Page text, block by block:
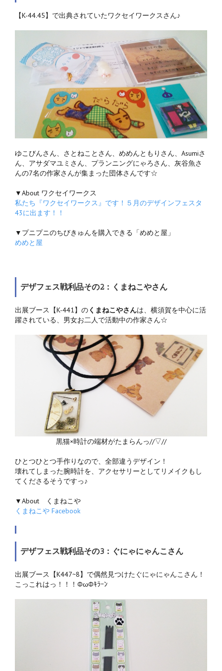
【K-44.45】で出典されていたワクセイワークスさん♪
ゆこびんさん、さとねことさん、めめんともりさん、Asumiさ
ん、アサダマユミさん、プランニングにゃろさん、灰谷魚さ
んの7名の作家さんが集まった団体さんです☆
▼About ワクセイワークス
私たち『ワクセイワークス』です！５月のデザインフェスタ
43に出ます！！
▼プニプニのちびきゅんを購入できる「めめと屋」
めめと屋
デザフェス戦利品その2：くまねこやさん
出展ブース【K-441】のくまねこやさんは、横須賀を中心に活
躍されている、男女お二人で活動中の作家さん☆
黒猫×時計の端材がたまらんっ//▽//
ひとつひとつ手作りなので、全部違うデザイン！
壊れてしまった腕時計を、アクセサリーとしてリメイクもし
てくださるそうですっ♪
▼About くまねこや
くまねこや Facebook
デザフェス戦利品その3：ぐにゃにゃんこさん
出展ブース【K447~8】で偶然見つけたぐにゃにゃんこさん！
こっこれはっ！！！ФωФｷﾗｰﾝ